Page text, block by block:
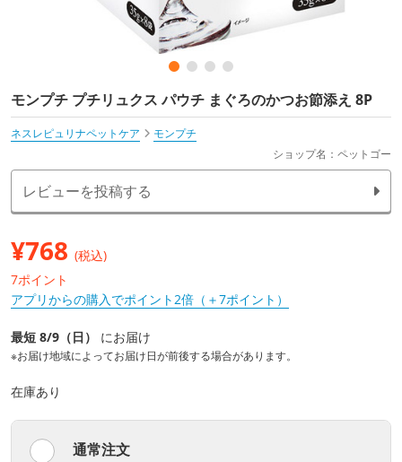
モンプチ プチリュクス パウチ まぐろのかつお節添え 8P
ネスレピュリナペットケア
モンプチ
ショップ名：ペットゴー
レビューを投稿する
¥768 (税込)
7ポイント
アプリからの購入でポイント2倍（＋7ポイント）
最短 8/9（日） にお届け
※お届け地域によってお届け日が前後する場合があります。
在庫あり
通常注文